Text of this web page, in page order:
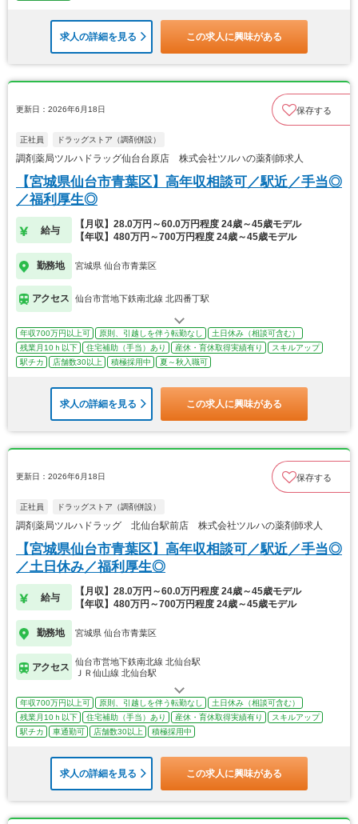
求人の詳細を見る この求人に興味がある
更新日：2026年6月18日 保存する
正社員 ドラッグストア（調剤併設）
調剤薬局ツルハドラッグ仙台台原店 株式会社ツルハの薬剤師求人
【宮城県仙台市青葉区】高年収相談可／駅近／手当◎
／福利厚生◎
給与
【月収】28.0万円～60.0万円程度 24歳～45歳モデル
【年収】480万円～700万円程度 24歳～45歳モデル
勤務地 宮城県 仙台市青葉区
アクセス 仙台市営地下鉄南北線 北四番丁駅
年収700万円以上可 原則、引越しを伴う転勤なし
土日休み（相談可含む）
残業月10ｈ以下
住宅補助（手当）あり 産休・育休取得実績有り
スキルアップ
駅チカ
店舗数30以上 積極採用中 夏～秋入職可
求人の詳細を見る この求人に興味がある
更新日：2026年6月18日 保存する
正社員 ドラッグストア（調剤併設）
調剤薬局ツルハドラッグ 北仙台駅前店 株式会社ツルハの薬剤師求人
【宮城県仙台市青葉区】高年収相談可／駅近／手当◎
／土日休み／福利厚生◎
給与
【月収】28.0万円～60.0万円程度 24歳～45歳モデル
【年収】480万円～700万円程度 24歳～45歳モデル
勤務地 宮城県 仙台市青葉区
アクセス
仙台市営地下鉄南北線 北仙台駅
ＪＲ仙山線 北仙台駅
年収700万円以上可 原則、引越しを伴う転勤なし
土日休み（相談可含む）
残業月10ｈ以下
住宅補助（手当）あり 産休・育休取得実績有り
スキルアップ
駅チカ
車通勤可 店舗数30以上 積極採用中
求人の詳細を見る この求人に興味がある